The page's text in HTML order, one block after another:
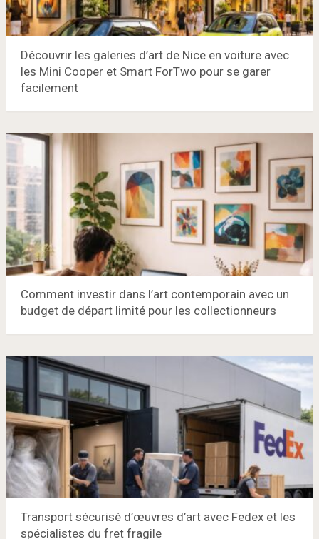
Découvrir les galeries d’art de Nice en voiture avec
les Mini Cooper et Smart ForTwo pour se garer
facilement
Comment investir dans l’art contemporain avec un
budget de départ limité pour les collectionneurs
Transport sécurisé d’œuvres d’art avec Fedex et les
spécialistes du fret fragile